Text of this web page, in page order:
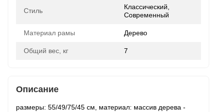
Стиль
Классический,
Современный
Материал рамы Дерево
Общий вес, кг 7
Описание
размеры: 55/49/75/45 см, материал: массив дерева -